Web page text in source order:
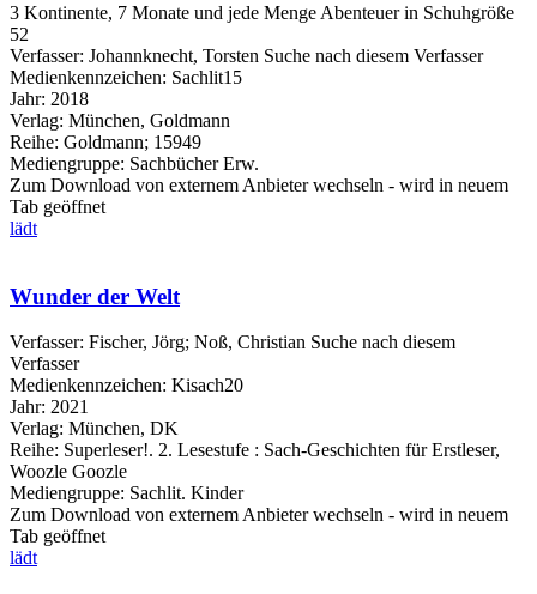
3 Kontinente, 7 Monate und jede Menge Abenteuer in Schuhgröße
52
Verfasser: Johannknecht, Torsten Suche nach diesem Verfasser
Medienkennzeichen: Sachlit15
Jahr: 2018
Verlag: München, Goldmann
Reihe: Goldmann; 15949
Mediengruppe: Sachbücher Erw.
Zum Download von externem Anbieter wechseln - wird in neuem
Tab geöffnet
lädt
Wunder der Welt
Verfasser: Fischer, Jörg; Noß, Christian Suche nach diesem
Verfasser
Medienkennzeichen: Kisach20
Jahr: 2021
Verlag: München, DK
Reihe: Superleser!. 2. Lesestufe : Sach-Geschichten für Erstleser,
Woozle Goozle
Mediengruppe: Sachlit. Kinder
Zum Download von externem Anbieter wechseln - wird in neuem
Tab geöffnet
lädt